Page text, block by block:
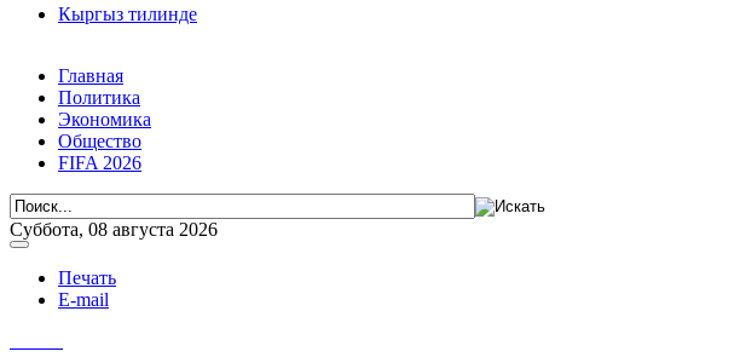
Кыргыз тилинде
Главная
Политика
Экономика
Общество
FIFA 2026
Суббота, 08 августа 2026
Печать
E-mail